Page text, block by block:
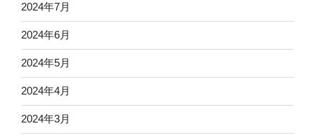
2024年7月
2024年6月
2024年5月
2024年4月
2024年3月